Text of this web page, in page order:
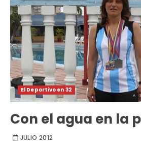
El Deportivo en 32
Con el agua en la
JULIO 2012